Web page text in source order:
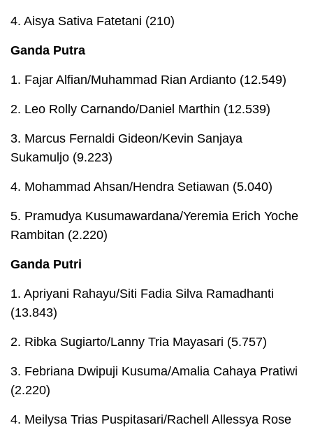
4. Aisya Sativa Fatetani (210)
Ganda Putra
1. Fajar Alfian/Muhammad Rian Ardianto (12.549)
2. Leo Rolly Carnando/Daniel Marthin (12.539)
3. Marcus Fernaldi Gideon/Kevin Sanjaya
Sukamuljo (9.223)
4. Mohammad Ahsan/Hendra Setiawan (5.040)
5. Pramudya Kusumawardana/Yeremia Erich Yoche
Rambitan (2.220)
Ganda Putri
1. Apriyani Rahayu/Siti Fadia Silva Ramadhanti
(13.843)
2. Ribka Sugiarto/Lanny Tria Mayasari (5.757)
3. Febriana Dwipuji Kusuma/Amalia Cahaya Pratiwi
(2.220)
4. Meilysa Trias Puspitasari/Rachell Allessya Rose